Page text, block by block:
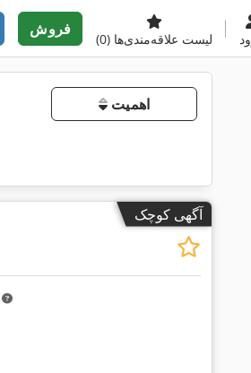
فروش
لیست علاقه‌مندی‌ها (0)
اهمیت
آگهی کوچک